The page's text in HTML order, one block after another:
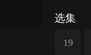
选集
19